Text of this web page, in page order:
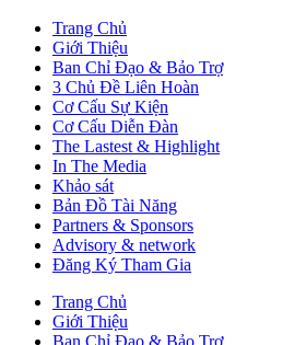
Trang Chủ
Giới Thiệu
Ban Chỉ Đạo & Bảo Trợ
3 Chủ Đề Liên Hoàn
Cơ Cấu Sự Kiện
Cơ Cấu Diễn Đàn
The Lastest & Highlight
In The Media
Khảo sát
Bản Đồ Tài Năng
Partners & Sponsors
Advisory & network
Đăng Ký Tham Gia
Trang Chủ
Giới Thiệu
Ban Chỉ Đạo & Bảo Trợ